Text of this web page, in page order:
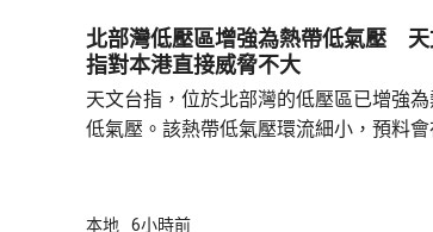
北部灣低壓區增強為熱帶低氣壓 天
指對本港直接威脅不大
天文台指，位於北部灣的低壓區已增強為
低氣壓。該熱帶低氣壓環流細小，預料會
採取靠近廣東沿岸的路徑，否則需要發出
本地 6小時前